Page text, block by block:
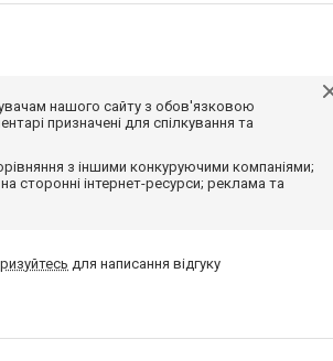
нашого сайту з обов'язковою
призначені для спілкування та
з іншими конкуруючими компаніями;
сторонні інтернет-ресурси; реклама та
для написання відгуку